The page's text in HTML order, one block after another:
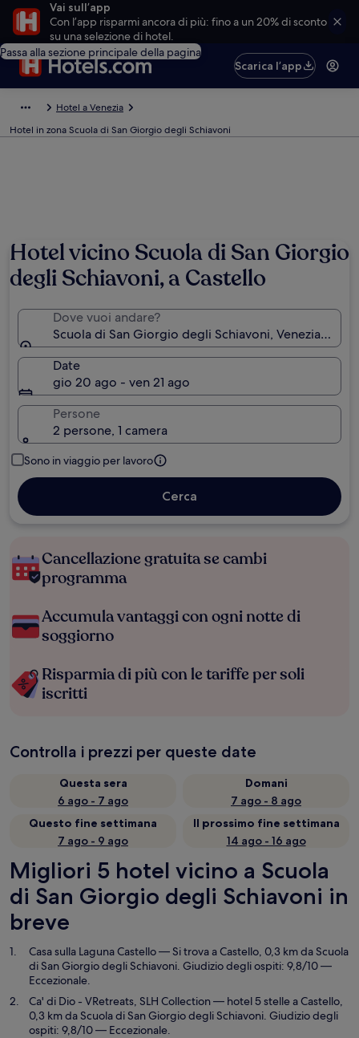
Vai sull’app
Con l’app risparmi ancora di più: fino a un 20% di sconto
su una selezione di hotel.
Passa alla sezione principale della pagina
Scarica l’app
Hotel a Venezia
Hotel in zona Scuola di San Giorgio degli Schiavoni
Hotel vicino Scuola di San Giorgio
degli Schiavoni, a Castello
Dove vuoi andare?
Scuola di San Giorgio degli Schiavoni, Venezia,
Date
gio 20 ago - ven 21 ago
Persone
2 persone, 1 camera
Sono in viaggio per lavoro
Cerca
Cancellazione gratuita se cambi
programma
Accumula vantaggi con ogni notte di
soggiorno
Risparmia di più con le tariffe per soli
iscritti
Controlla i prezzi per queste date
Questa sera
6 ago - 7 ago
Domani
7 ago - 8 ago
Questo fine settimana
7 ago - 9 ago
Il prossimo fine settimana
14 ago - 16 ago
Migliori 5 hotel vicino a Scuola
di San Giorgio degli Schiavoni in
breve
Casa sulla Laguna Castello— Si trova a Castello, 0,3 km da Scuola
di San Giorgio degli Schiavoni. Giudizio degli ospiti: 9,8/10 —
Eccezionale.
Ca' di Dio - VRetreats, SLH Collection— hotel 5 stelle a Castello,
0,3 km da Scuola di San Giorgio degli Schiavoni. Giudizio degli
ospiti: 9,8/10 — Eccezionale.